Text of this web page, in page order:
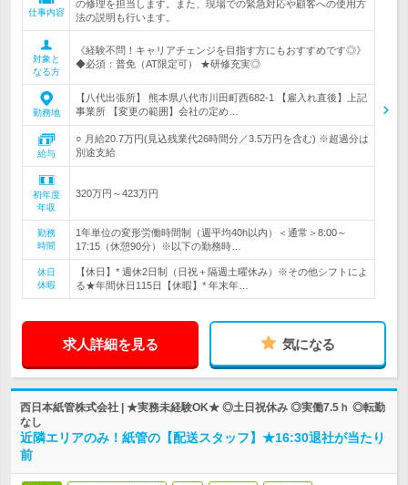
仕事内容
の修理を担当します。また、現場での緊急対応や顧客への使用方
法の説明も行います。
対象と
なる方
《経験不問！キャリアチェンジを目指す方にもおすすめです◎》
◆必須：普免（AT限定可） ★研修充実◎
勤務地
【八代出張所】 熊本県八代市川田町西682-1 【雇入れ直後】上記
事業所 【変更の範囲】会社の定め…
給与
○ 月給20.7万円(見込残業代26時間分／3.5万円を含む) ※超過分は
別途支給
初年度
年収
320万円～423万円
勤務
時間
1年単位の変形労働時間制（週平均40h以内）＜通常＞8:00～
17:15（休憩90分）※以下の勤務時…
休日
休暇
【休日】* 週休2日制（日祝＋隔週土曜休み）※その他シフトによ
る★年間休日115日【休暇】* 年末年…
求人詳細を見る 気になる
西日本紙管株式会社 | ★実務未経験OK★ ◎土日祝休み ◎実働7.5ｈ ◎転勤
なし
近隣エリアのみ！紙管の【配送スタッフ】★16:30退社が当たり
前